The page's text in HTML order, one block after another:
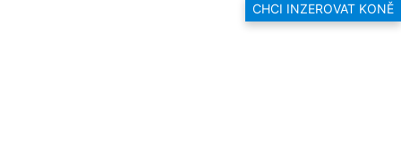
CHCI INZEROVAT KONĚ